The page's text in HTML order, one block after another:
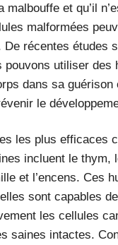
et qu’il
malformées
De récentes études
pouvons utiliser des
dans sa guérison
le
les plus efficaces
incluent le thym,
et l’encens. Ces
sont capables
les cellules
saines intactes.